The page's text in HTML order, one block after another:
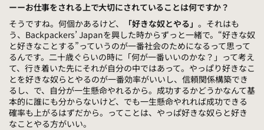
ーーお仕事をされる上で大切にされていることは何ですか？
そうですね。何個かあるけど、
「好きな奴とやる」 。それはも
う、Backpackers’ Japanを興した時からずっと一緒で。“好きな奴
と好きなことする”っていうのが一番社会のためになるって思って
るんです。二十歳ぐらいの時に「何が一番いいのかな？」って考え
て、行き着いた先にそれが自分の中ではあって。やっぱり好きなこ
とを好きな奴らとやるのが一番効率がいいし、信頼関係構築でき
るし、で、自分が一生懸命やれるから。成功するかどうかなんて基
本的に誰にも分からないけど、でも一生懸命やれれば成功できる
確率も上がるはずだから。ってことは、やっぱ好きな奴らと好き
なことやる方がいい。